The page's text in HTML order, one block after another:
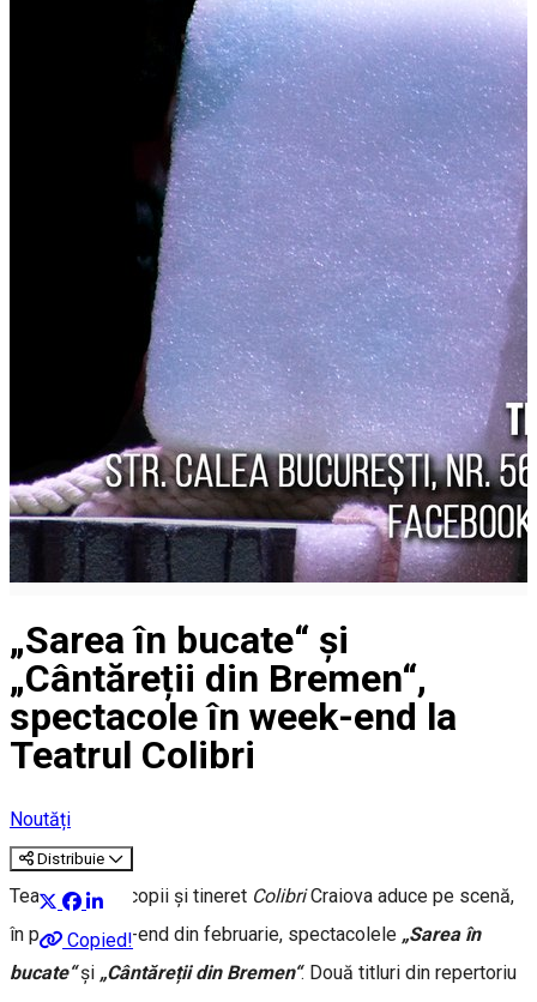
„Sarea în bucate“ și
„Cântăreții din Bremen“,
spectacole în week-end la
Teatrul Colibri
Noutăți
Distribuie
Copied!
Teatrul pentru copii și tineret ColibriCraiova aduce pe scenă,
în primul week-end din februarie, spectacolele „Sarea în
bucate“și „Cântăreții din Bremen“. Două titluri din repertoriu